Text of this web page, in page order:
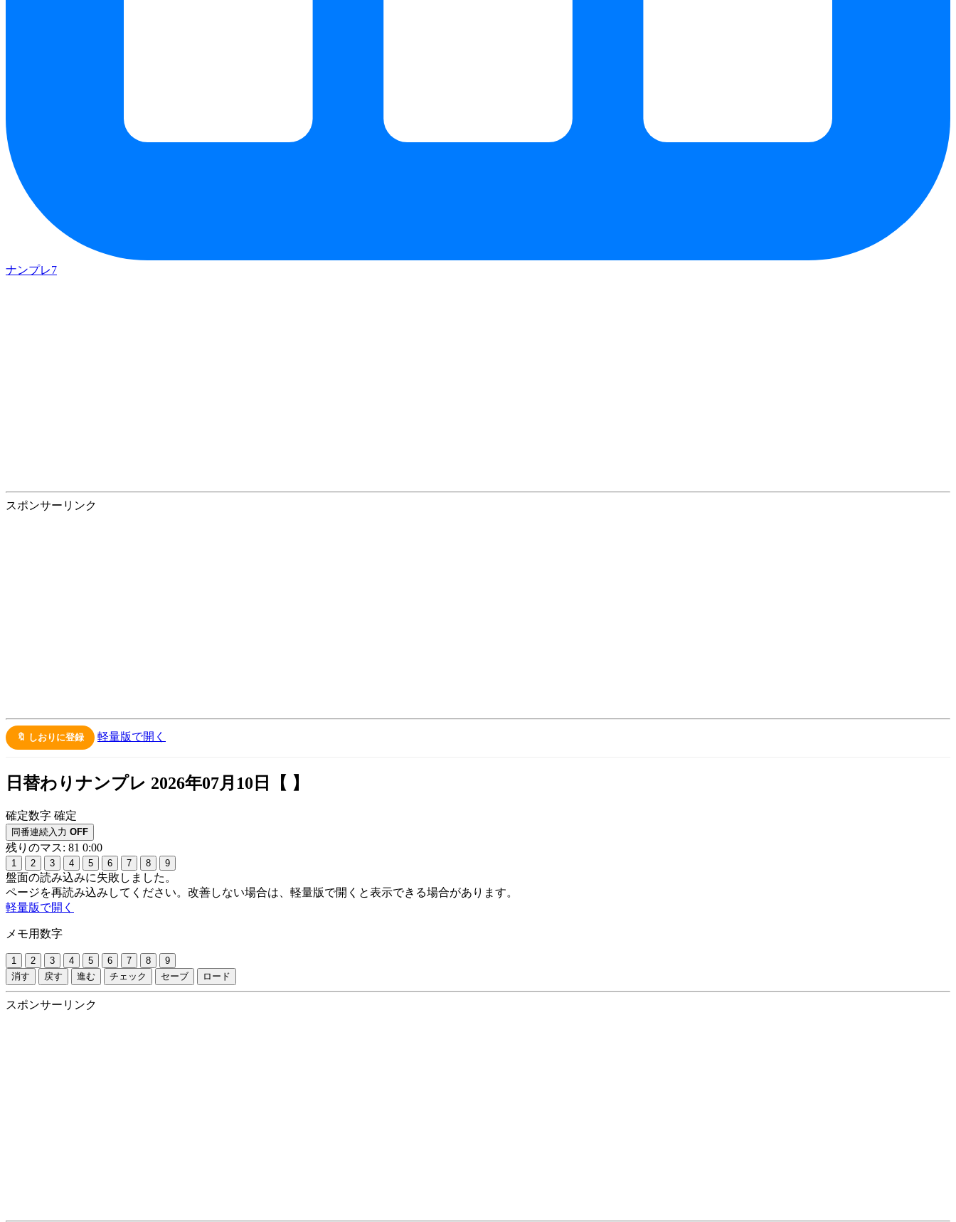
ナンプレ7
スポンサーリンク
🔖 しおりに登録 軽量版で開く
日替わりナンプレ 2026年07月10日【 】
確定数字 確定
同番連続入力 OFF
残りのマス: 81 0:00
1 2 3 4 5 6 7 8 9
盤面の読み込みに失敗しました。
ページを再読み込みしてください。改善しない場合は、軽量版で開くと表示できる場合があります。
軽量版で開く
メモ用数字
1 2 3 4 5 6 7 8
9
消す
戻す 進む チェック セーブ ロード
スポンサーリンク